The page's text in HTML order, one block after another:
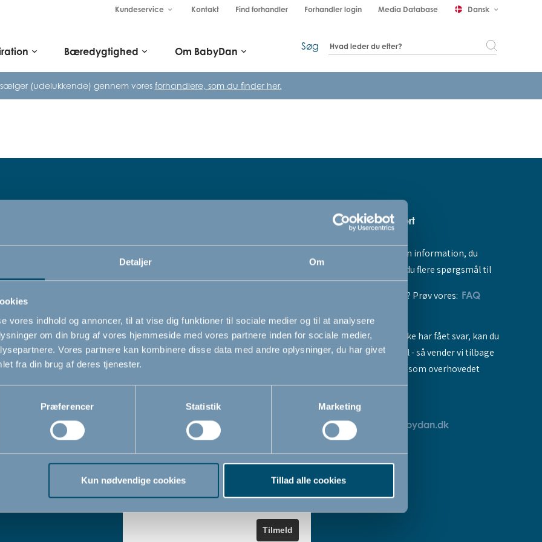
Detaljer Om
vores indhold og annoncer, til at vise dig funktioner til sociale medier og til at analysere
om din brug af vores hjemmeside med vores partnere inden for sociale medier,
Vores partnere kan kombinere disse data med andre oplysninger, du har givet
fra din brug af deres tjenester.
Præferencer Statistik Marketing
Kun nødvendige cookies Tillad alle cookies
Kundeservice keyboard_arrow_down Kontakt Find forhandler Forhandler login Media Database Dansk keyboard_arrow_down
keyboard_arrow_down Bæredygtighed keyboard_arrow_down Om BabyDan keyboard_arrow_down Søg
(udelukkende) gennem vores forhandlere, som du finder her.
vi vil bare gerne informere dig om vores
Navn
Email
Jeg accepterer at modtage nyhedsbreve
Ved at tilmelde dig vores nyhedsbrev
Tilmeld
Hjælp & support
Fandt du ikke den information, du
søgte, eller har du flere spørgsmål til
vores produkter? Prøv vores: FAQ
Hvis du stadig ikke har fået svar, kan du
sende os en mail - så vender vi tilbage
til dig så hurtigt som overhovedet
muligt:
servicedk@babydan.dk